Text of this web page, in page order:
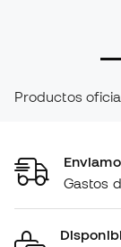
Productos
Gastos